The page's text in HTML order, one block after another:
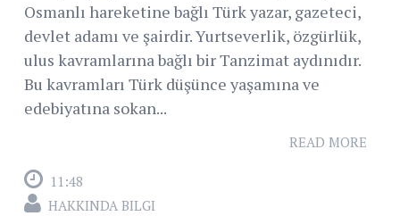
Osmanlı hareketine bağlı Türk yazar, gazeteci,
devlet adamı ve şairdir. Yurtseverlik, özgürlük,
ulus kavramlarına bağlı bir Tanzimat aydınıdır.
Bu kavramları Türk düşünce yaşamına ve
edebiyatına sokan...
READ MORE
11:48
HAKKINDA BILGI